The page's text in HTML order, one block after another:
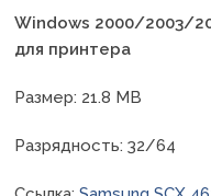
Windows 2000/2003/
для принтера
Размер: 21.8 MB
Разрядность: 32/64